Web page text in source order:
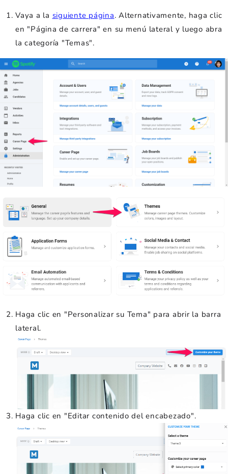
Vaya a la siguiente página. Alternativamente, haga clic
en "Página de carrera" en su menú lateral y luego abra
la categoría "Temas".
Haga clic en "Personalizar su Tema" para abrir la barra
lateral.
Haga clic en "Editar contenido del encabezado".